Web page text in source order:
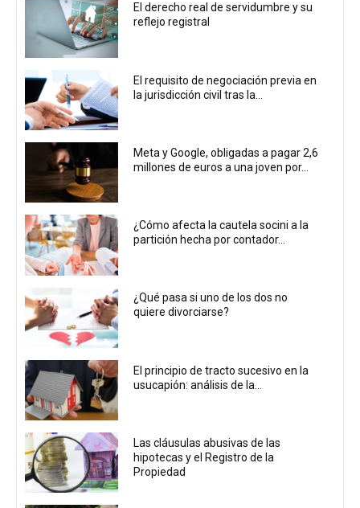
El derecho real de servidumbre y su
reflejo registral
El requisito de negociación previa en
la jurisdicción civil tras la...
Meta y Google, obligadas a pagar 2,6
millones de euros a una joven por...
¿Cómo afecta la cautela socini a la
partición hecha por contador...
¿Qué pasa si uno de los dos no
quiere divorciarse?
El principio de tracto sucesivo en la
usucapión: análisis de la...
Las cláusulas abusivas de las
hipotecas y el Registro de la
Propiedad